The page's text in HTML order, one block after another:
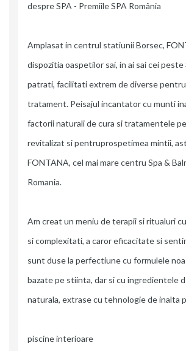
despre SPA - Premiile SPA România
Amplasat in centrul statiunii Borsec,
dispozitia oaspetilor sai, in ai sai cei
patrati, facilitati extrem de diverse
tratament. Peisajul incantator cu munti
factorii naturali de cura si tratamentele
revitalizat si pentruprospetimea mintii,
FONTANA, cel mai mare centru Spa &
Romania.
Am creat un meniu de terapii si ritualuri
si complexitati, a caror eficacitate si
sunt duse la perfectiune cu formulele
bazate pe stiinta, dar si cu ingredientele
naturala, extrase cu tehnologie de inalta
piscine interioare